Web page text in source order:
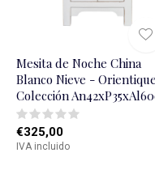
Mesita de Noche China
Blanco Nieve - Orientique
Colección
€325,00
IVA incluido